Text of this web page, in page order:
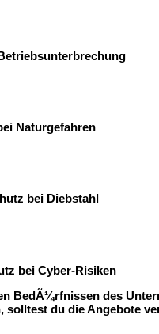
Naturgefahren
bei Diebstahl
bei Cyber-Risiken
BedÃ¼rfnissen des
du die Angebote